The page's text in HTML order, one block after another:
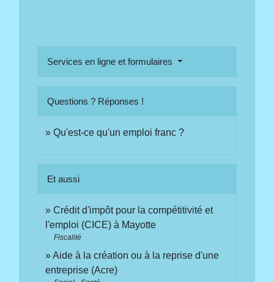
Services en ligne et formulaires
Questions ? Réponses !
Qu'est-ce qu'un emploi franc ?
Et aussi
Crédit d'impôt pour la compétitivité et
l'emploi (CICE) à Mayotte
Fiscalité
Aide à la création ou à la reprise d'une
entreprise (Acre)